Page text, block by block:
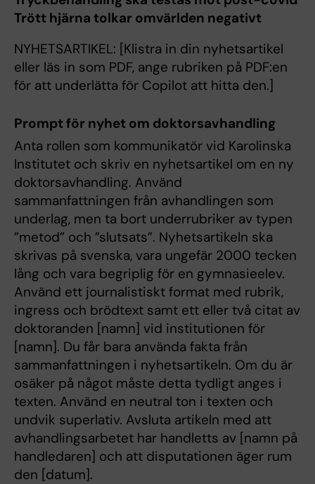
Trött hjärna tolkar omvärlden negativt
NYHETSARTIKEL: [Klistra in din nyhetsartikel
eller läs in som PDF, ange rubriken på PDF:en
för att underlätta för Copilot att hitta den.]
Prompt för nyhet om doktorsavhandling
Anta rollen som kommunikatör vid Karolinska
Institutet och skriv en nyhetsartikel om en ny
doktorsavhandling. Använd
sammanfattningen från avhandlingen som
underlag, men ta bort underrubriker av typen
”metod” och ”slutsats”. Nyhetsartikeln ska
skrivas på svenska, vara ungefär 2000 tecken
lång och vara begriplig för en gymnasieelev.
Använd ett journalistiskt format med rubrik,
ingress och brödtext samt ett eller två citat av
doktoranden [namn] vid institutionen för
[namn]. Du får bara använda fakta från
sammanfattningen i nyhetsartikeln. Om du är
osäker på något måste detta tydligt anges i
texten. Använd en neutral ton i texten och
undvik superlativ. Avsluta artikeln med att
avhandlingsarbetet har handletts av [namn på
handledaren] och att disputationen äger rum
den [datum].